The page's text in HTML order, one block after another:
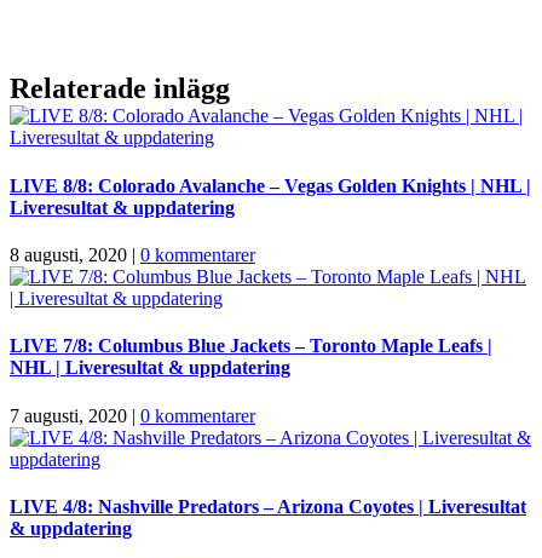
Relaterade inlägg
LIVE 8/8: Colorado Avalanche – Vegas Golden Knights | NHL |
Liveresultat & uppdatering
8 augusti, 2020 | 0 kommentarer
LIVE 7/8: Columbus Blue Jackets – Toronto Maple Leafs |
NHL | Liveresultat & uppdatering
7 augusti, 2020 | 0 kommentarer
LIVE 4/8: Nashville Predators – Arizona Coyotes | Liveresultat
& uppdatering